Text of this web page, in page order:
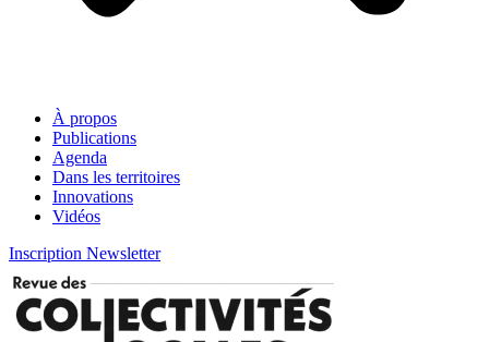
À propos
Publications
Agenda
Dans les territoires
Innovations
Vidéos
Inscription Newsletter